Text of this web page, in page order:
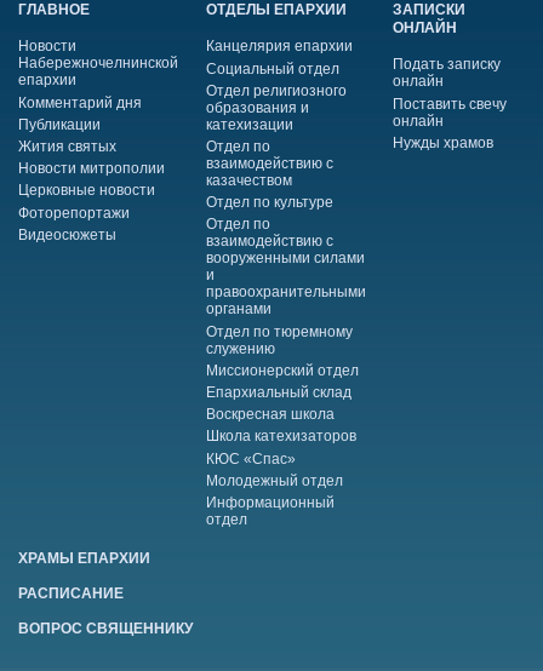
ГЛАВНОЕ
Новости
Набережночелнинской
епархии
Комментарий дня
Публикации
Жития святых
Новости митрополии
Церковные новости
Фоторепортажи
Видеосюжеты
ОТДЕЛЫ ЕПАРХИИ
Канцелярия епархии
Социальный отдел
Отдел религиозного
образования и
катехизации
Отдел по
взаимодействию с
казачеством
Отдел по культуре
Отдел по
взаимодействию с
вооруженными силами
и
правоохранительными
органами
Отдел по тюремному
служению
Миссионерский отдел
Епархиальный склад
Воскресная школа
Школа катехизаторов
КЮС «Спас»
Молодежный отдел
Информационный
отдел
ЗАПИСКИ
ОНЛАЙН
Подать записку
онлайн
Поставить свечу
онлайн
Нужды храмов
ХРАМЫ ЕПАРХИИ
РАСПИСАНИЕ
ВОПРОС СВЯЩЕННИКУ